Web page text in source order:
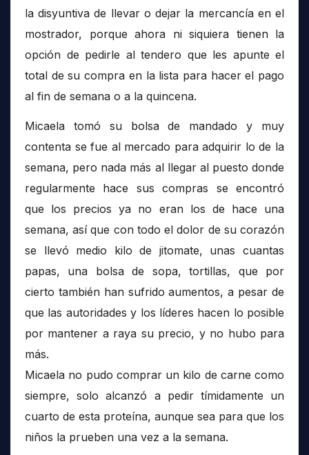
la disyuntiva de llevar o dejar la mercancía en el
mostrador, porque ahora ni siquiera tienen la
opción de pedirle al tendero que les apunte el
total de su compra en la lista para hacer el pago
al fin de semana o a la quincena.
Micaela tomó su bolsa de mandado y muy
contenta se fue al mercado para adquirir lo de la
semana, pero nada más al llegar al puesto donde
regularmente hace sus compras se encontró
que los precios ya no eran los de hace una
semana, así que con todo el dolor de su corazón
se llevó medio kilo de jitomate, unas cuantas
papas, una bolsa de sopa, tortillas, que por
cierto también han sufrido aumentos, a pesar de
que las autoridades y los líderes hacen lo posible
por mantener a raya su precio, y no hubo para
más.
Micaela no pudo comprar un kilo de carne como
siempre, solo alcanzó a pedir tímidamente un
cuarto de esta proteína, aunque sea para que los
niños la prueben una vez a la semana.